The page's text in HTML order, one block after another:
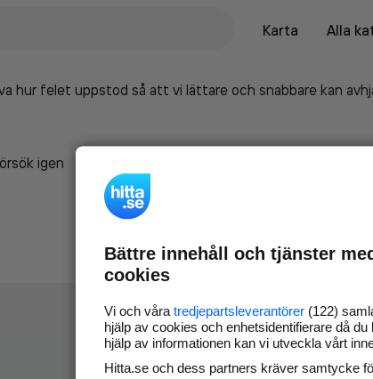
Karta
Alla
hur felet uppstod så att vi lättare och snabbare kan
igen
Marknadsför
Bättre innehåll och tjänster
cookies
Vi och våra tredjepartsleverantörer (122)
hjälp av cookies och enhetsidentifierare då
hjälp av informationen kan vi utveckla vårt
Hitta.se och dess partners kräver samtycke